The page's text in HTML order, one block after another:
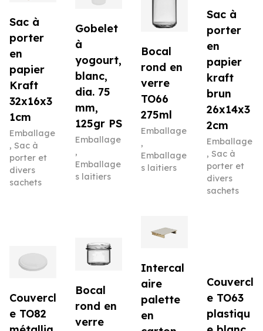
Sac à
porter
en
papier
Kraft
32x16x3
1cm
Emballage
, Sac à
porter et
divers
sachets
Gobelet
à
yogourt,
blanc,
dia. 75
mm,
125gr PS
Emballage
,
Emballage
s laitiers
Bocal
rond en
verre
TO66
275ml
Emballage
,
Emballage
s laitiers
Sac à
porter
en
papier
kraft
brun
26x14x3
2cm
Emballage
, Sac à
porter et
divers
sachets
Couvercl
e TO82
Bocal
rond en
verre
Intercal
aire
palette
en
Couvercl
e TO63
plastiqu